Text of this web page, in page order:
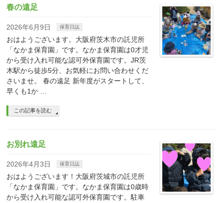
春の遠足
2026年6月9日 保育日誌
おはようございます。大阪府茨木市の託児所
「なかま保育園」です。なかま保育園は0才児
から受け入れ可能な認可外保育園です。JR茨
木駅から徒歩5分、お気軽にお問い合わせくだ
さいませ。 春の遠足 新年度がスタートして、
早くも1か …
この記事を読む
お別れ遠足
2026年4月3日 保育日誌
おはようございます！大阪府茨城市の託児所
「なかま保育園」です。なかま保育園は0歳時
から受け入れ可能な認可外保育園です。駐車